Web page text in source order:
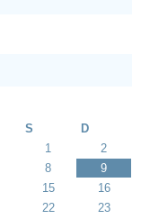
S D
1
2
8
9
15
16
22
23